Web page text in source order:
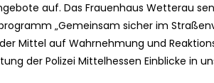
auf. Das Frauenhaus Wetterau
„Gemeinsam sicher im
Mittel auf Wahrnehmung und
der Polizei Mittelhessen Einblicke in